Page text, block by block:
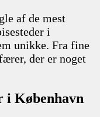
af de mest
i
unikke. Fra fine
der er noget
i København